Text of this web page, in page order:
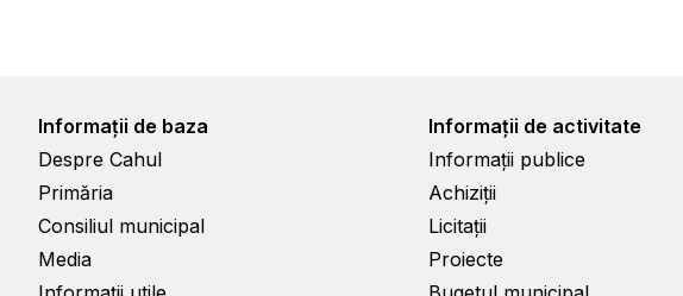
Informații de baza
Despre Cahul
Primăria
Consiliul municipal
Media
Informații de activitate
Informații publice
Achiziții
Licitații
Proiecte